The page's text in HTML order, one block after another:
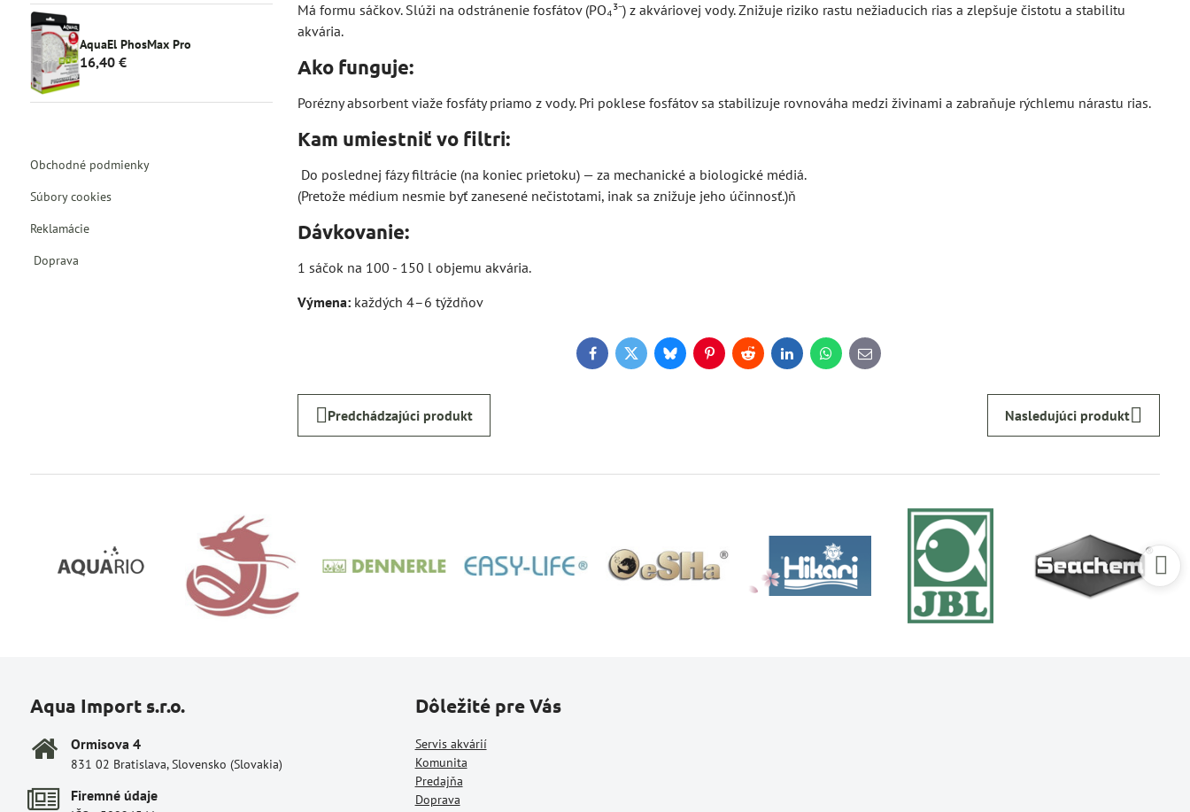
Má formu sáčkov. Slúži na odstránenie fosfátov (PO₄³⁻) z akváriovej vody. Znižuje riziko rastu nežiaducich rias a zlepšuje čistotu a stabilitu
akvária.
Ako funguje:
Porézny absorbent viaže fosfáty priamo z vody. Pri poklese fosfátov sa stabilizuje rovnováha medzi živinami a zabraňuje rýchlemu nárastu rias.
Kam umiestniť vo filtri:
Do poslednej fázy filtrácie (na koniec prietoku) — za mechanické a biologické médiá.
(Pretože médium nesmie byť zanesené nečistotami, inak sa znižuje jeho účinnosť.)ň
Dávkovanie:
1 sáčok na 100 - 150 l objemu akvária.
Výmena: každých 4–6 týždňov
FacebookTwitterBlueskyPinterestRedditLinkedInWhatsApp
E-
mail
Predchádzajúci produkt Nasledujúci produkt
AquaEl PhosMax Pro
16,40 €
Obchodné podmienky
Súbory cookies
Reklamácie
Doprava
Aqua Import s.r.o.
Ormisova 4
831 02 Bratislava, Slovensko (Slovakia)
Firemné údaje
Dôležité pre Vás
Servis akvárií
Komunita
Predajňa
Doprava